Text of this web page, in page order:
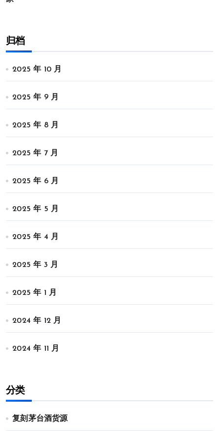
归档
2025 年 10 月
2025 年 9 月
2025 年 8 月
2025 年 7 月
2025 年 6 月
2025 年 5 月
2025 年 4 月
2025 年 3 月
2025 年 1 月
2024 年 12 月
2024 年 11 月
分类
复刻茅台酒货源